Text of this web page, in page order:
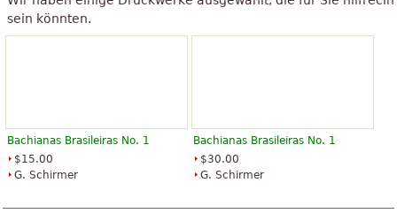
sein könnten.
Bachianas Brasileiras No. 1
$15.00
G. Schirmer
Bachianas Brasileiras No. 1
$30.00
G. Schirmer